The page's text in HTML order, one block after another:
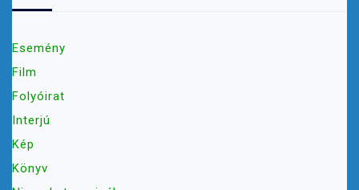
Esemény
Film
Folyóirat
Interjú
Kép
Könyv